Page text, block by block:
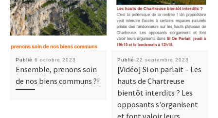
Publié 6 octobre 2023
Ensemble, prenons soin
de nos biens communs ?!
Publié 22 septembre 2023
[Vidéo] Si on parlait – Les
hauts de Chartreuse
bientôt interdits ? Les
opposants s’organisent
et font valoir leurs